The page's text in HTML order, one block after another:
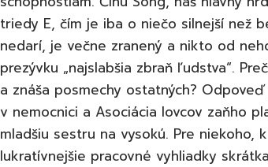
triedy E, čím je iba o niečo silnejší než
nedarí, je večne zranený a nikto od
prezývku „najslabšia zbraň ľudstva“.
a znáša posmechy ostatných?
v nemocnici a Asociácia lovcov zaňho
mladšiu sestru na vysokú. Pre niekoho,
lukratívnejšie pracovné vyhliadky